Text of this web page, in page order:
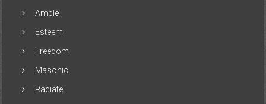
Ample
Esteem
Freedom
Masonic
Radiate